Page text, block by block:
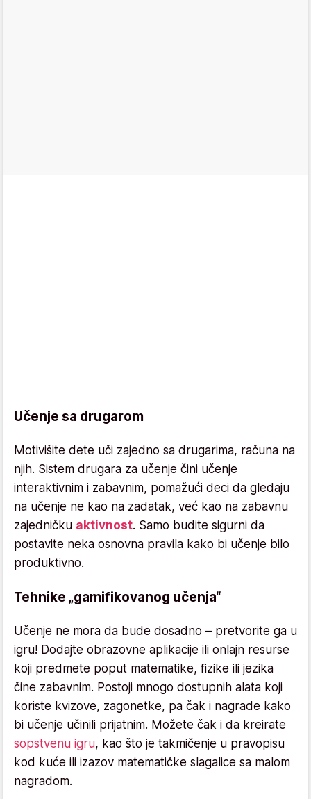
Učenje sa drugarom
Motivišite dete uči zajedno sa drugarima, računa na
njih. Sistem drugara za učenje čini učenje
interaktivnim i zabavnim, pomažući deci da gledaju
na učenje ne kao na zadatak, već kao na zabavnu
zajedničku aktivnost. Samo budite sigurni da
postavite neka osnovna pravila kako bi učenje bilo
produktivno.
Tehnike „gamifikovanog učenja“
Učenje ne mora da bude dosadno – pretvorite ga u
igru! Dodajte obrazovne aplikacije ili onlajn resurse
koji predmete poput matematike, fizike ili jezika
čine zabavnim. Postoji mnogo dostupnih alata koji
koriste kvizove, zagonetke, pa čak i nagrade kako
bi učenje učinili prijatnim. Možete čak i da kreirate
sopstvenu igru, kao što je takmičenje u pravopisu
kod kuće ili izazov matematičke slagalice sa malom
nagradom.